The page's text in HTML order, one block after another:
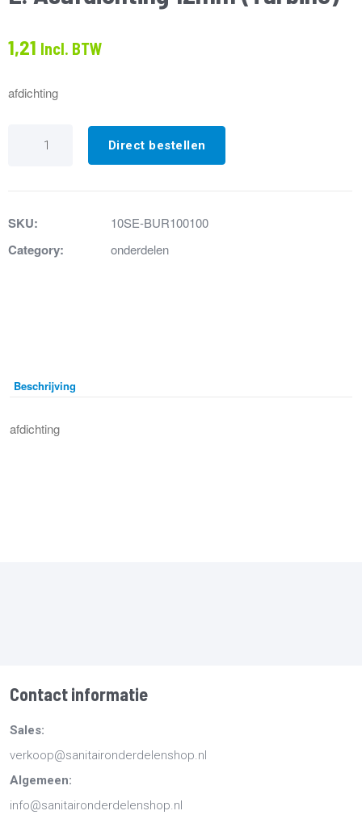
1,21 Incl. BTW
afdichting
Asafdichting
Direct bestellen
SKU: 10SE-BUR100100
Category: onderdelen
Beschrijving
afdichting
Contact informatie
Sales:
verkoop@sanitaironderdelenshop.nl
Algemeen:
info@sanitaironderdelenshop.nl